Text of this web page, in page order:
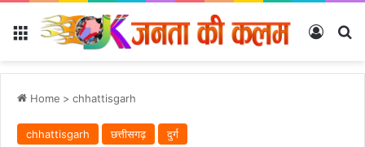
Menu Log In
Home > chhattisgarh
chhattisgarh छत्तीसगढ़ दुर्ग